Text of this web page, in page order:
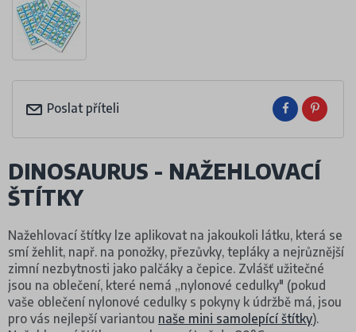
Poslat příteli
DINOSAURUS - NAŽEHLOVACÍ
ŠTÍTKY
Nažehlovací štítky lze aplikovat na jakoukoli látku, která se
smí žehlit, např. na ponožky, přezůvky, tepláky a nejrůznější
zimní nezbytnosti jako palčáky a čepice. Zvlášť užitečné
jsou na oblečení, které nemá „nylonové cedulky" (pokud
vaše oblečení nylonové cedulky s pokyny k údržbě má, jsou
pro vás nejlepší variantou naše mini samolepící štítky).